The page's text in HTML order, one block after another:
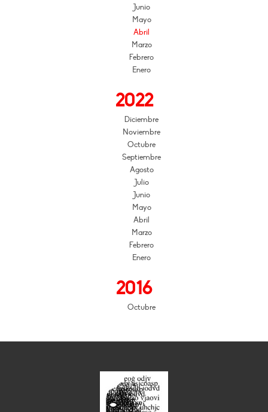
Junio
Mayo
Abril
Marzo
Febrero
Enero
2022
Diciembre
Noviembre
Octubre
Septiembre
Agosto
Julio
Junio
Mayo
Abril
Marzo
Febrero
Enero
2016
Octubre